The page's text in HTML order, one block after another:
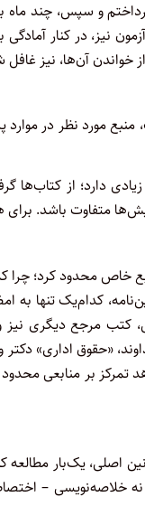
و سپس، چند ماه
نیز، در کنار آمادگی
خواندن آن‌ها، نیز
مورد نظر در موارد
دارد؛ از کتاب‌ها
متفاوت باشد. برای
خاص محدود کرد؛
کدام‌یک تنها
مرجع دیگری نیز
«حقوق اداری» دکتر
بر منابعی محدود
اصلی، یک‌بار
خلاصه‌نویسی –